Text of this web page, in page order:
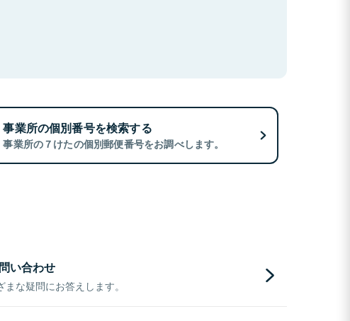
事業所の個別番号を検索する
事業所の７けたの個別郵便番号をお調べします。
い合わせ
な疑問にお答えします。